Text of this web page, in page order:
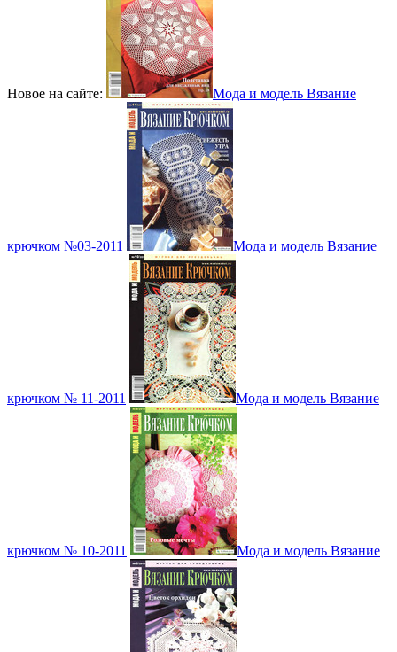
Новое на сайте: Мода и модель Вязание
крючком №03-2011 Мода и модель Вязание
крючком № 11-2011 Мода и модель Вязание
крючком № 10-2011 Мода и модель Вязание